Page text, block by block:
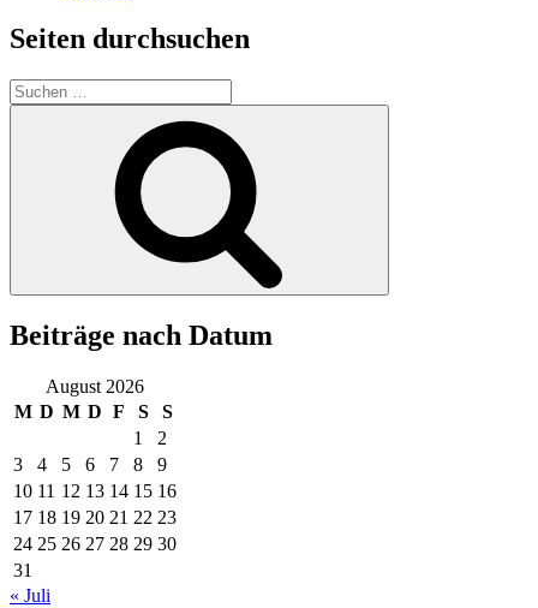
Seiten durchsuchen
Suchen
nach:
Beiträge nach Datum
August 2026
M D M D F S
S
1
2
3
4 5 6 7 8
9
10 11 12 13 14 15 16
17 18 19 20 21 22 23
24 25 26 27 28 29 30
31
« Juli